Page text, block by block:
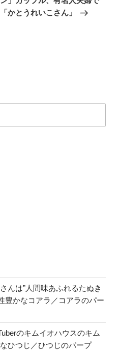
かとうれいこさん」
んは”人間味あふれるたぬき
豊かなコアラ／コアラのパー
のキムイオハウスのキム
ひつじ／ひつじのパープ